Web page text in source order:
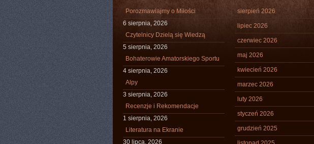
Porozmawiajmy o Miłości
6 sierpnia, 2026
Czytelnicy Dzielą się Wiedzą
5 sierpnia, 2026
Bohaterowie Amatorskiego Sportu
4 sierpnia, 2026
Alpy
3 sierpnia, 2026
Recenzje i Rekomendacje
1 sierpnia, 2026
Literatura na Ekranie
30 lipca, 2026
sierpień 2026
lipiec 2026
czerwiec 2026
maj 2026
kwiecień 2026
marzec 2026
luty 2026
styczeń 2026
grudzień 2025